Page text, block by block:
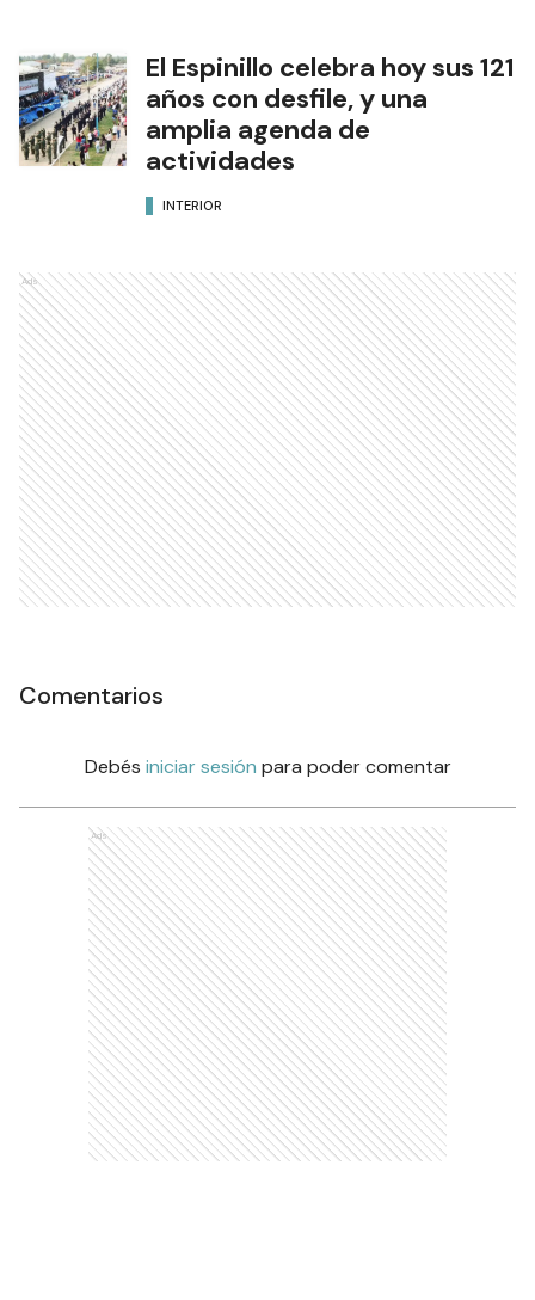
El Espinillo celebra hoy sus 121
años con desfile, y una
amplia agenda de
actividades
INTERIOR
Ads
Comentarios
Debés iniciar sesión para poder comentar
Ads